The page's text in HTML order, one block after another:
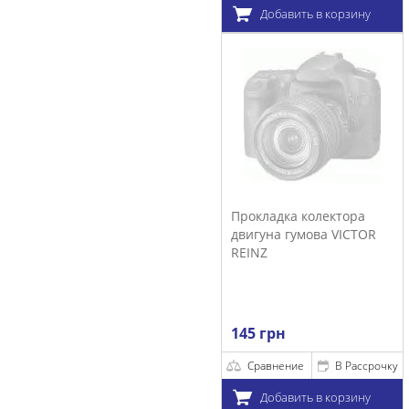
Добавить в корзину
Прокладка колектора
двигуна гумова VICTOR
REINZ
145 грн
Сравнение В Рассрочку
Добавить в корзину